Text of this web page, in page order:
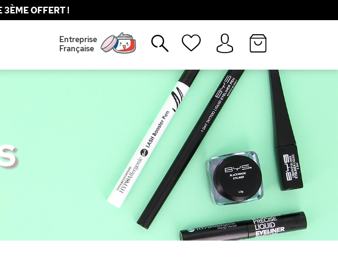
3ÈME OFFERT !
Entreprise
Française